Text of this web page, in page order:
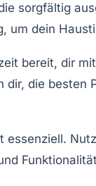
sorgfältig
um dein
bereit, dir
dir, die besten
essenziell.